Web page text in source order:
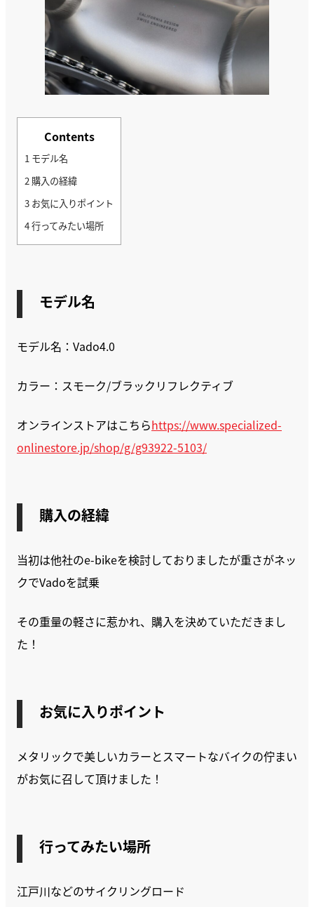
Contents
1 モデル名
2 購入の経緯
3 お気に入りポイント
4行ってみたい場所
モデル名
モデル名：Vado4.0
カラー：スモーク/ブラックリフレクティブ
オンラインストアはこちらhttps://www.specialized-
onlinestore.jp/shop/g/g93922-5103/
購入の経緯
当初は他社のe-bikeを検討しておりましたが重さがネッ
クでVadoを試乗
その重量の軽さに惹かれ、購入を決めていただきまし
た！
お気に入りポイント
メタリックで美しいカラーとスマートなバイクの佇まい
がお気に召して頂けました！
行ってみたい場所
江戸川などのサイクリングロード